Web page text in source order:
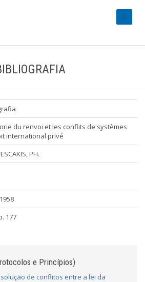
du renvoi et les conflits de systèmes
international privé
PH.
177
e Princípios)
de conflitos entre a lei da